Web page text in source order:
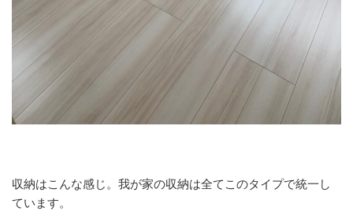
収納はこんな感じ。我が家の収納は全てこのタイプで統一し
ています。